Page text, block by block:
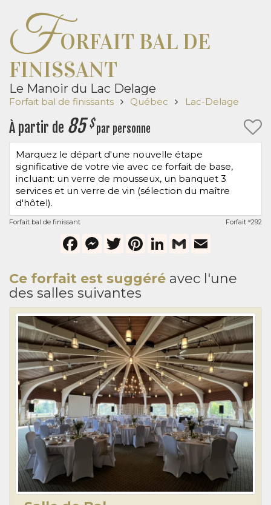
FORFAIT BAL DE
FINISSANT
Le Manoir du Lac Delage
Forfait bal de finissants Québec Lac-Delage
À partir de 85$par personne
Marquez le départ d'une nouvelle étape
significative de votre vie avec ce forfait de base,
incluant: un verre de mousseux, un banquet 3
services et un verre de vin (sélection du maître
d'hôtel).
Forfait bal de finissant Forfait #292
FacebookMessenger
TwitterPinterestLinkedIn
Gmail
Ce forfait est suggéré avec l'une
des salles suivantes